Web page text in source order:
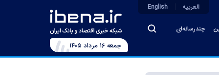
چندرسانه‌ای
العربیه English
جمعه ۱۶ مرداد ۱۴۰۵